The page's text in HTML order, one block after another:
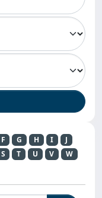
F G H I
J
S T U V
W